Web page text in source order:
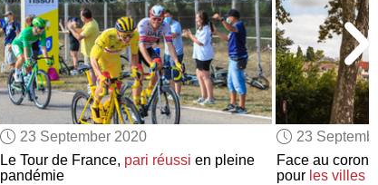
EDUCATIONAL LICENSES
GIFT CARDS
OTHER LANGUAGES
ABOUT US
ALEXA
ADJUST COLORS
23 September 2020
Le Tour de France, pari réussi en pleine
pandémie
23
Face au
pour les villes